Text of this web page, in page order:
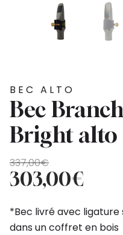
BEC ALTO
Bec
Bright alto
337,00€
Le
prix
initial
était :
337,00€.
303,00€
Le
prix
actuel
est :
303,00€.
*Bec livré avec
dans un coffret en bois